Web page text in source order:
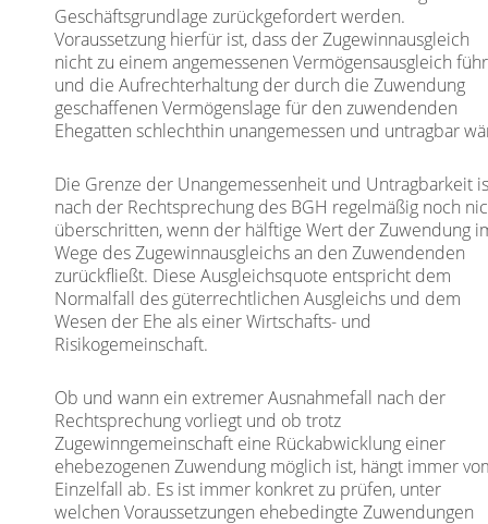
Geschäftsgrundlage zurückgefordert werden.
Voraussetzung hierfür ist, dass der Zugewinnausgleich
nicht zu einem angemessenen Vermögensausgleich
und die Aufrechterhaltung der durch die Zuwendung
geschaffenen Vermögenslage für den zuwendenden
Ehegatten schlechthin unangemessen und untragbar
Die Grenze der Unangemessenheit und Untragbarkeit
nach der Rechtsprechung des BGH regelmäßig noch
überschritten, wenn der hälftige Wert der Zuwendung
Wege des Zugewinnausgleichs an den Zuwendenden
zurückfließt. Diese Ausgleichsquote entspricht dem
Normalfall des güterrechtlichen Ausgleichs und dem
Wesen der Ehe als einer Wirtschafts- und
Risikogemeinschaft.
Ob und wann ein extremer Ausnahmefall nach der
Rechtsprechung vorliegt und ob trotz
Zugewinngemeinschaft eine Rückabwicklung einer
ehebezogenen Zuwendung möglich ist, hängt immer
Einzelfall ab. Es ist immer konkret zu prüfen, unter
welchen Voraussetzungen ehebedingte Zuwendungen